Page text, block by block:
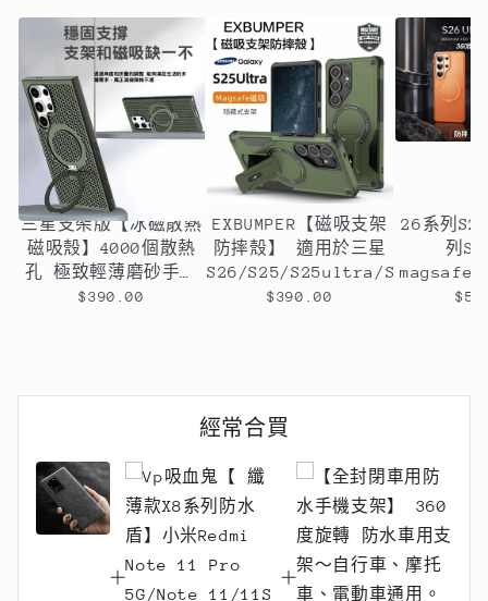
三星支架版【冰磁散熱
磁吸殼】4000個散熱
孔 極致輕薄磨砂手感
新改版 磁吸支架
$390.00
EXBUMPER【磁吸支架
防摔殼】 適用於三星
S26/S25/S25ultra/S25+/S24/
$390.00
26系列
列
magsafe
藏支架防
經常合買